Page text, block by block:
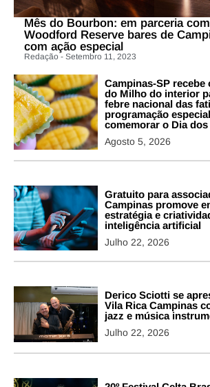
Mês do Bourbon: em parceria
Woodford Reserve bares de
com ação especial
Redação - Setembro 11, 2023
Campinas-SP recebe
do Milho do interior
febre nacional das
programação
comemorar o Dia dos
Agosto 5, 2026
Gratuito para
Campinas promove
estratégia e
inteligência artificial
Julho 22, 2026
Derico Sciotti se
Vila Rica Campinas
jazz e música
Julho 22, 2026